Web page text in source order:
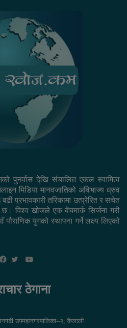
पुनर्वास देखि संचालित एकल स्वामित्व
मिडिया मानवजातिको अविभाज्य ध्रुव
प्रभावकारी तरिकामा उत्प्रेरित र सचेत
छ। विश्व खोजले एक बेंचमार्क सिर्जना गरी
पौराणिक युगको स्थापना गर्ने लक्ष्य लिएको
YouTube
ठेगाना
उपमहानगरपालिका–२, कैलाली